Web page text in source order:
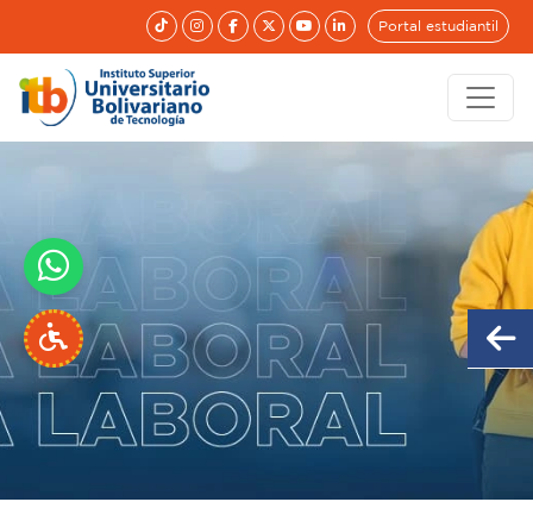
Portal estudiantil